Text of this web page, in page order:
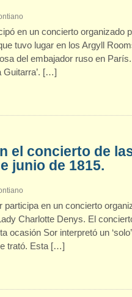
en un concierto organizado
tuvo lugar en los Argyll
del embajador ruso en
Guitarra’. […]
el concierto de
junio de 1815.
en un concierto
Charlotte Denys. El
ocasión Sor interpretó un
trató. Esta […]